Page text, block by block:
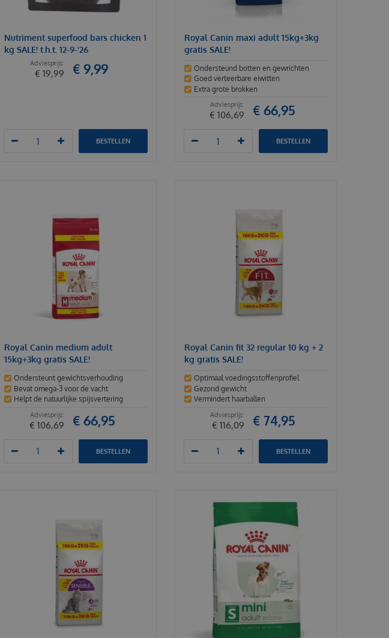
Nutriment superfood bars chicken 1
kg SALE! t.h.t. 12-9-'26
€ 19,99 € 9,99
BESTELLEN
Royal Canin maxi adult 15kg+3kg
gratis SALE!
Ondersteund botten en gewrichten
Goed verteerbare eiwitten
Extra grote brokken
€ 106,69 € 66,95
BESTELLEN
Royal Canin medium adult
15kg+3kg gratis SALE!
Ondersteunt gewichtsverhouding
Bevat omega-3 voor de vacht
Helpt de natuurlijke spijsvertering
€ 106,69 € 66,95
BESTELLEN
Royal Canin fit 32 regular 10 kg + 2
kg gratis SALE!
Optimaal voedingsstoffenprofiel
Gezond gewicht
Vermindert haarballen
€ 116,09 € 74,95
BESTELLEN